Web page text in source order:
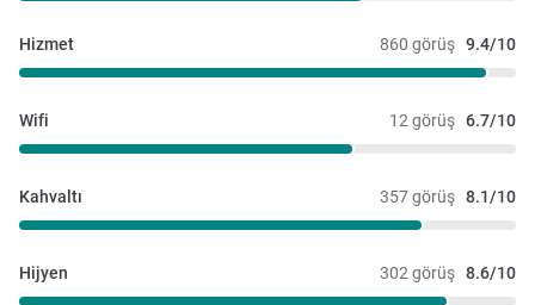
860 görüş 9.4/10
Hizmet
12 görüş 6.7/10
Wifi
357 görüş 8.1/10
Kahvaltı
302 görüş 8.6/10
Hijyen